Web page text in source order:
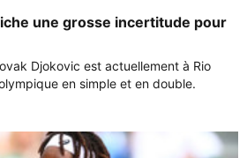
une grosse incertitude pour
Djokovic est actuellement à Rio
en simple et en double.